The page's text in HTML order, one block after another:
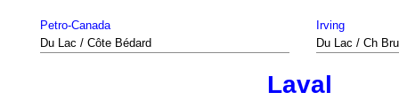
Petro-Canada
Du Lac / Côte Bédard
Irving
Du Lac / Ch
Laval